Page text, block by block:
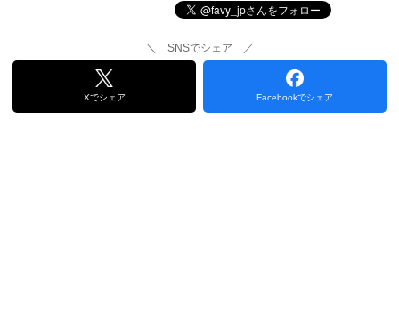
＼ SNSでシェア ／
Xでシェア Facebookでシェア